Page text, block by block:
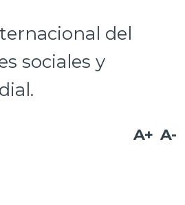
del
sociales y
A+ A-